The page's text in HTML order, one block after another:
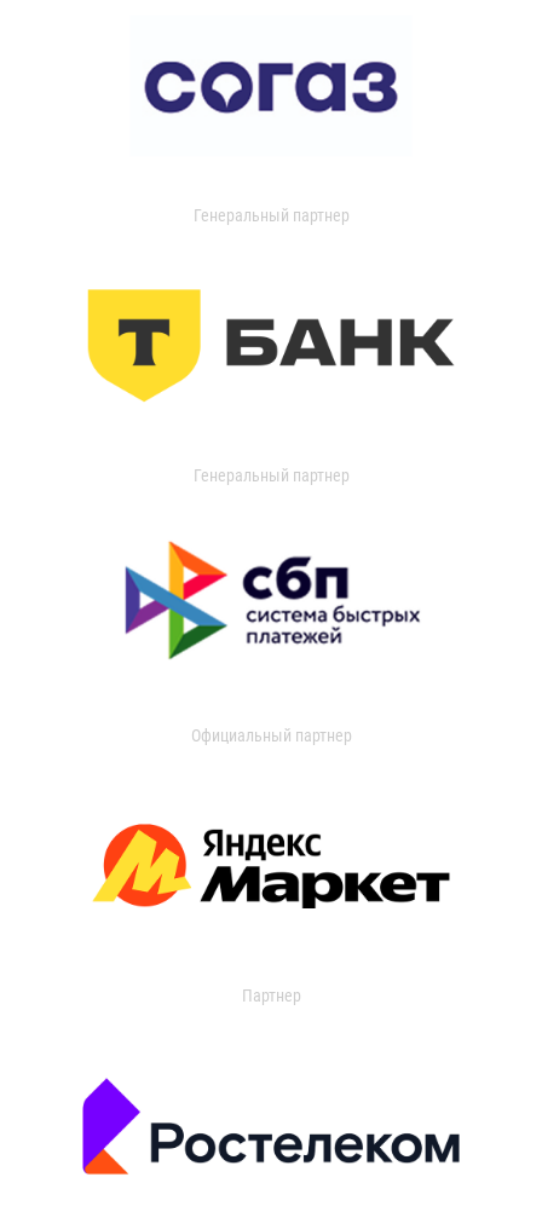
Генеральный партнер
Генеральный партнер
Официальный партнер
Партнер